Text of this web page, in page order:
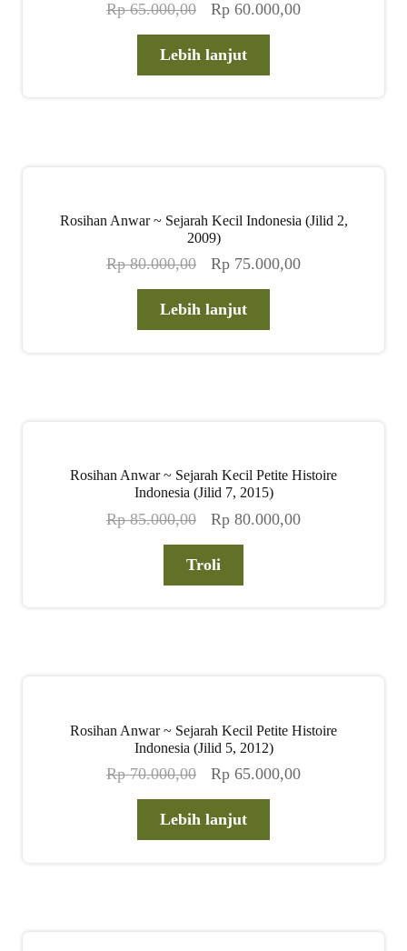
Rp65.000,00
Harga
adalah:
Rp 60.000,00Harga
Lebih lanjut
Rosihan Anwar ~ Sejarah Kecil Indonesia (Jilid 2,
2009)
Rp80.000,00
Harga
adalah:
Rp 80.000,00.
Rp 75.000,00Harga
Lebih lanjut
Rosihan Anwar ~ Sejarah Kecil Petite Histoire
Indonesia (Jilid 7, 2015)
Rp85.000,00
Harga
adalah:
Rp 80.000,00Harga
Troli
Rosihan Anwar ~ Sejarah Kecil Petite Histoire
Indonesia (Jilid 5, 2012)
Rp70.000,00
Harga
adalah:
Rp 70.000,00.
Rp 65.000,00Harga
Lebih lanjut